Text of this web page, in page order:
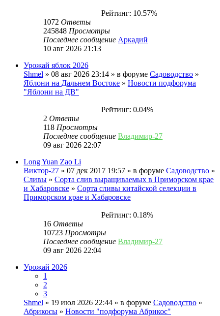
Рейтинг: 10.57%
1072 Ответы
245848 Просмотры
Последнее сообщение Аркадий
10 авг 2026 21:13
Урожай яблок 2026
Shmel » 08 авг 2026 23:14 » в форуме Садоводство »
Яблони на Дальнем Востоке » Новости подфорума
"Яблони на ДВ"
Рейтинг: 0.04%
2 Ответы
118 Просмотры
Последнее сообщение Владимир-27
09 авг 2026 22:07
Long Yuan Zao Li
Виктор-27 » 07 дек 2017 19:57 » в форуме Садоводство »
Сливы » Сорта слив выращиваемых в Приморском крае
и Хабаровске » Сорта сливы китайской селекции в
Приморском крае и Хабаровске
Рейтинг: 0.18%
16 Ответы
10723 Просмотры
Последнее сообщение Владимир-27
09 авг 2026 22:04
Урожай 2026
1
2
3
Shmel » 19 июл 2026 22:44 » в форуме Садоводство »
Абрикосы » Новости "подфорума Абрикос"